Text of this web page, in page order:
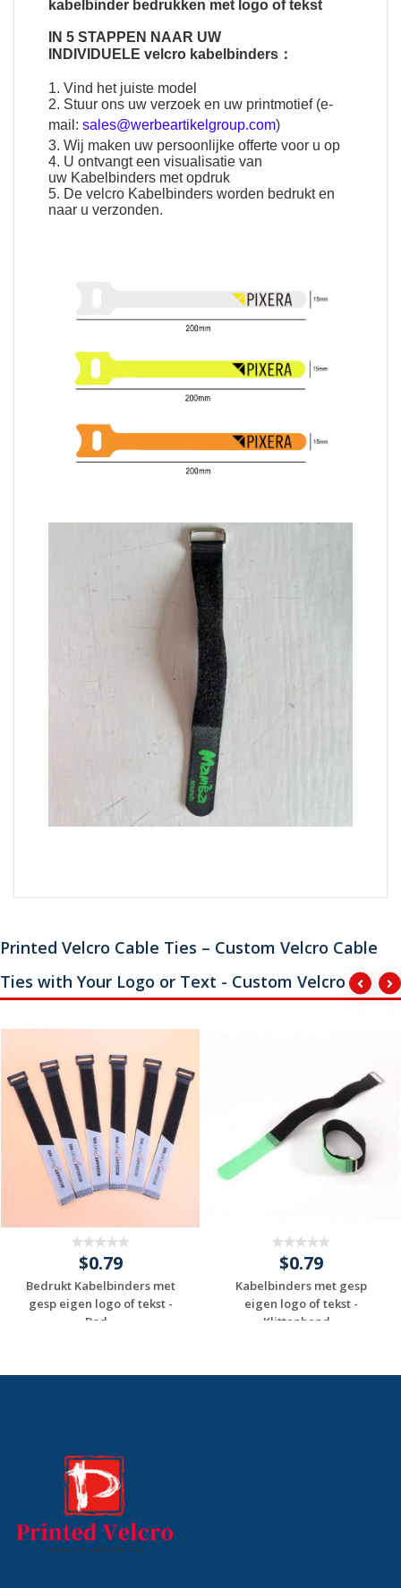
kabelbinder bedrukken met logo of tekst
IN 5 STAPPEN NAAR UW
INDIVIDUELEvelcro kabelbinders ：
1. Vind het juiste model
2. Stuur ons uw verzoek en uw printmotief (e-
mail:sales@werbeartikelgroup.com)
3. Wij maken uw persoonlijke offerte voor u op
4. U ontvangt een visualisatie van
uw Kabelbinders met opdruk
5. Develcro Kabelbinders worden bedrukt en
naar u verzonden.
Printed Velcro Cable Ties – Custom Velcro Cable
Ties with Your Logo or Text - Custom Velcro
$0.79
Bedrukt Kabelbinders met
gesp eigen logo of tekst -
Bed...
$0.79
Kabelbinders met gesp
eigen logo of tekst -
Klittenband...